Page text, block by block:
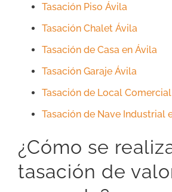
Tasación Piso Ávila
Tasación Chalet Ávila
Tasación de Casa en Ávila
Tasación Garaje Ávila
Tasación de Local
Tasación de Nave Industrial
¿Cómo se
tasación de